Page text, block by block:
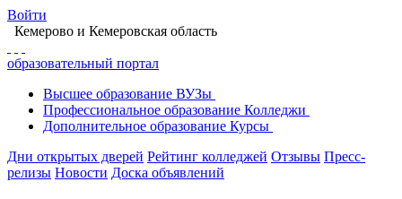
Войти
Кемерово и Кемеровская область
образовательный портал
Высшее образование ВУЗы
Профессиональное образование Колледжи
Дополнительное образование Курсы
Дни открытых дверей Рейтинг колледжей Отзывы Пресс-
релизы Новости Доска объявлений